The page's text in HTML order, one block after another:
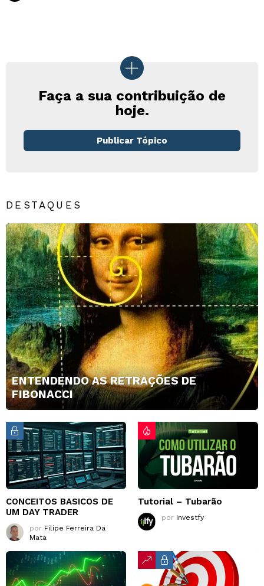
Faça a sua contribuição de
hoje.
Publicar Tópico
DESTAQUES
ENTENDENDO AS RETRAÇÕES DE
FIBONACCI
CONCEITOS BASICOS DE
UM DAY TRADER
por Filipe Ferreira Da
Mata
Tutorial – Tubarão
por Investfy